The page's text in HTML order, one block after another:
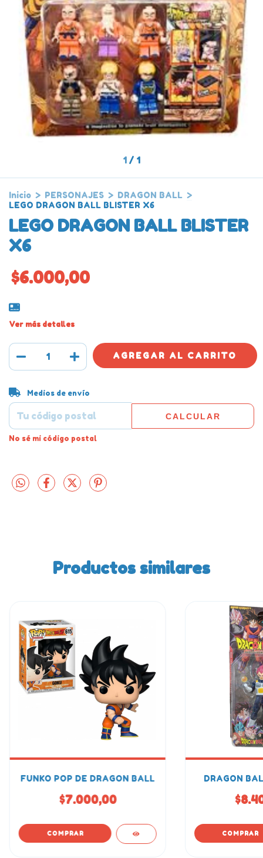
1 / 1
Inicio > PERSONAJES > DRAGON BALL >
LEGO DRAGON BALL BLISTER X6
LEGO DRAGON BALL BLISTER
X6
$6.000,00
Ver más detalles
Entregas para el CP:
Medios de envío
CALCULAR
No sé mi código postal
Productos similares
FUNKO POP DE DRAGON BALL
$7.000,00
DRAGON